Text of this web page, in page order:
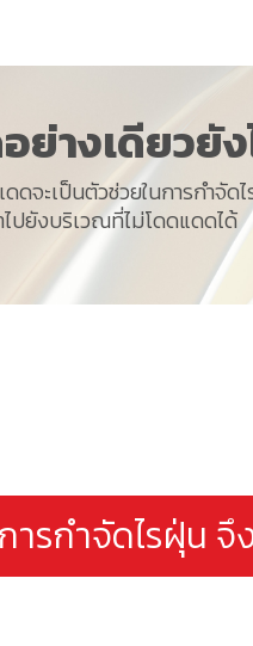
ย่างเดียวยั
ดจะเป็นตัวช่วยในการกำจัด
ปยังบริเวณที่ไม่โดดแดดได้
รกำจัดไรฝุ่น จึ